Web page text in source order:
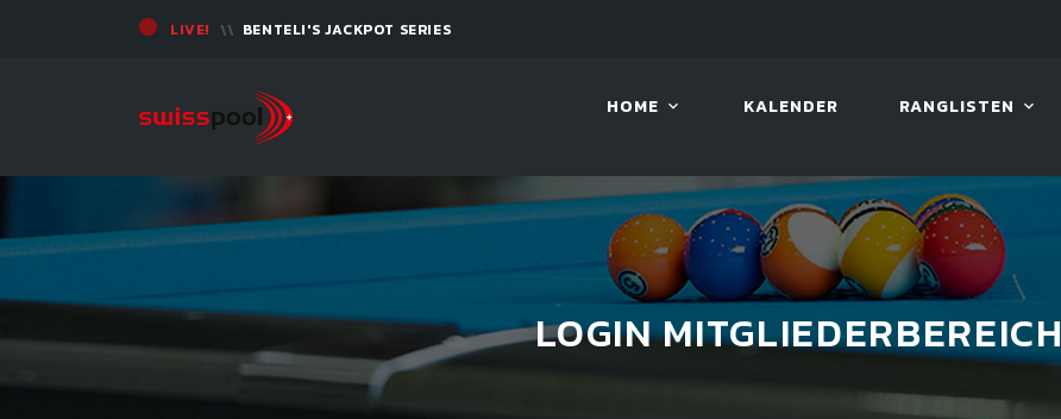
LIVE! BENTELI'S JACKPOT SERIES
HOME KALENDER RANGLISTEN
LOGIN MITGLIEDERBEREICH